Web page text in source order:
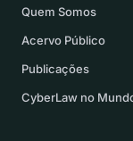
Quem Somos
Acervo Público
Publicações
CyberLaw no